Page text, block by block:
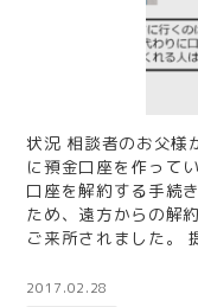
状況 相談者のお父様
に預金口座を作って
口座を解約する手続
ため、遠方からの解
ご来所されました。
2017.02.28